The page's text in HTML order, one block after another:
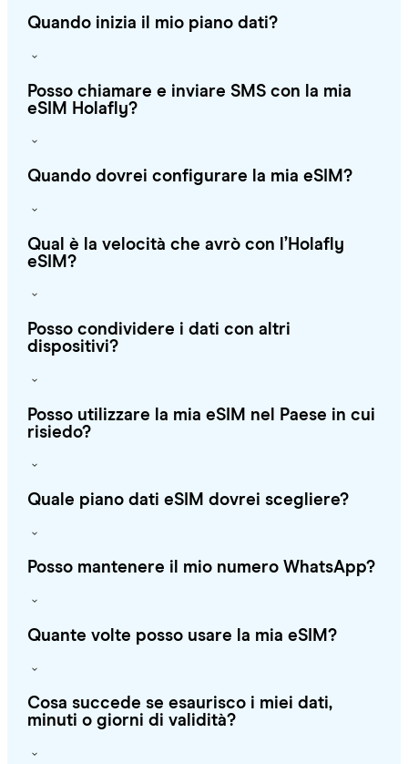
Quando inizia il mio piano dati?
Posso chiamare e inviare SMS con la mia
eSIM Holafly?
Quando dovrei configurare la mia eSIM?
Qual è la velocità che avrò con l’Holafly
eSIM?
Posso condividere i dati con altri
dispositivi?
Posso utilizzare la mia eSIM nel Paese in cui
risiedo?
Quale piano dati eSIM dovrei scegliere?
Posso mantenere il mio numero WhatsApp?
Quante volte posso usare la mia eSIM?
Cosa succede se esaurisco i miei dati,
minuti o giorni di validità?